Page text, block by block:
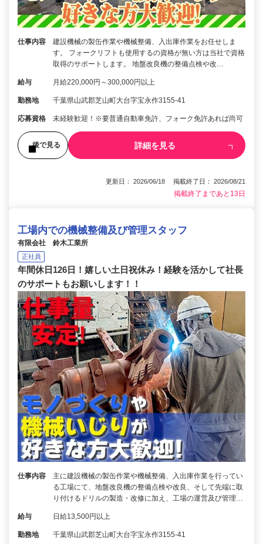
仕事内容
建設機械の製缶作業や機械整備、入出庫作業をお任せしま
す。 フォークリフトも使用するの資格が無い方は当社で資格
取得のサポートします。 地盤改良機の整備点検や改…
給与 月給220,000円～300,000円以上
勤務地 千葉県山武郡芝山町大台字宝永作3155-41
応募資格 未経験歓迎！※要普通自動車免許、フォーク免許あれば尚可
後で見る 詳細を見る
更新日： 2026/06/18 掲載終了日： 2026/08/21
掲載終了まであと13日
工場内での機械整備及び管理スタッフ
有限会社 鈴木工業所
正社員
年間休日126日！嬉しい土日祝休み！経験を活かして社長
のサポートもお願いします！！
仕事内容
主に建設機械の製缶作業や機械整備、入出庫作業を行ってい
る工場にて、地盤改良機の整備点検や改良、そして先端に取
り付けるドリルの製造・改修に加え、工場の運営及び管理…
給与 日給13,500円以上
勤務地 千葉県山武郡芝山町大台字宝永作3155-41